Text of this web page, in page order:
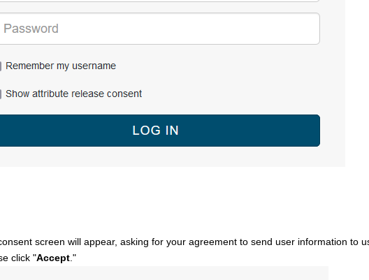
screen will appear, asking for your agreement to send user information to
click "Accept."